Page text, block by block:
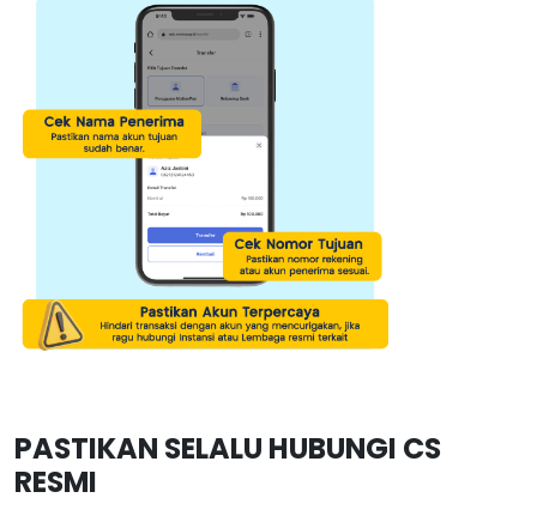
PASTIKAN SELALU HUBUNGI CS
RESMI